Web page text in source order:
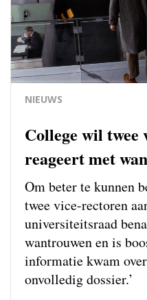
NIEUWS
College wil twee
reageert met
Om beter te kunnen
twee vice-rectoren
universiteitsraad
wantrouwen en is
informatie kwam
onvolledig dossier.’